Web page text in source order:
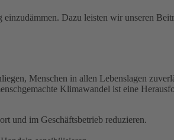
Dazu leisten wir unseren
Menschen in allen Lebenslagen
Klimawandel ist eine
und im Geschäftsbetrieb reduzieren.